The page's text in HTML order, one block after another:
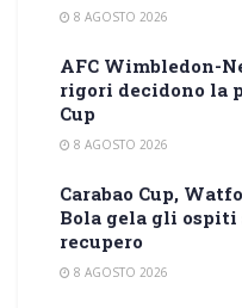
8 AGOSTO 2026
AFC Wimbledon-
rigori decidono la
Cup
8 AGOSTO 2026
Carabao Cup,
Bola gela gli
recupero
8 AGOSTO 2026